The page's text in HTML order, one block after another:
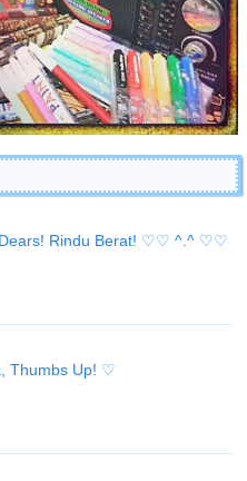
Dears! Rindu Berat! ♡♡ ^.^ ♡♡
Thumbs Up! ♡